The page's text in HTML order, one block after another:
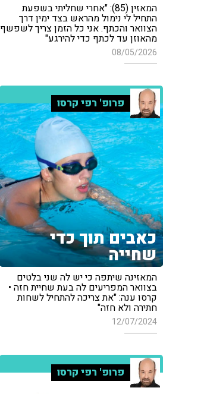
המאזין (85): "אחרי שחליתי בשפעת
התחיל לי נימול מהראש בצד ימין דרך
הצוואר והכתף. אני כל הזמן צריך לשפשף
מהאוזן עד לכתף כדי להירגע"
08/05/2026
פרופ' רפי קרסו
כאבים תוך כדי
שחייה
המאזינה שיתפה כי יש לה שני בלטים
בצוואר המפריעים לה בעת שחיית חזה •
קרסו ענה: "את צריכה להתחיל לשחות
חתירה ולא חזה"
12/07/2024
פרופ' רפי קרסו